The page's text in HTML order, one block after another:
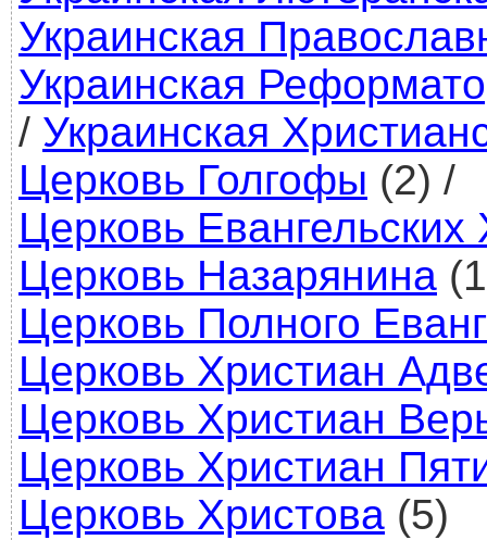
Украинская
Украинская
/ Украинская
Церковь Голгофы (2) /
Церковь
Церковь Назарянина
Церковь Полного
Церковь Христиан
Церковь Христиан
Церковь Христиан
Церковь Христова (5)